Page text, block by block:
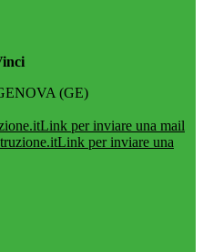
(GE)
Link per inviare una mail
Link per inviare una